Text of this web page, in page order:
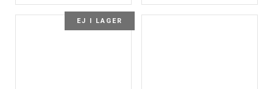
EJ I LAGER